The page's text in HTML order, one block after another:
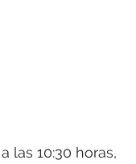
las 10:30 horas,